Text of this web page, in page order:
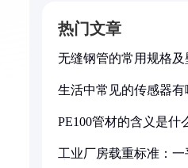
热门文章
无缝钢管的常用规格及
生活中常见的传感器有
PE100管材的含义是什
工业厂房载重标准：